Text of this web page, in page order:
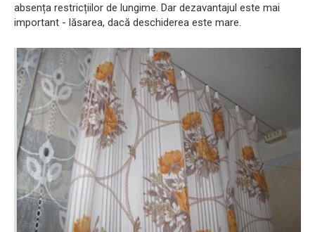
absența restricțiilor de lungime. Dar dezavantajul este mai
important - lăsarea, dacă deschiderea este mare.